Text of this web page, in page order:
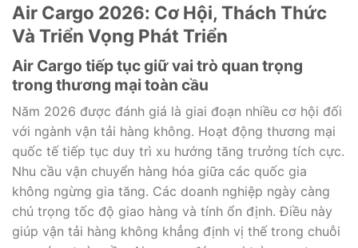
Air Cargo 2026: Cơ Hội, Thách Thức
Và Triển Vọng Phát Triển
Air Cargo tiếp tục giữ vai trò quan trọng
trong thương mại toàn cầu
Năm 2026 được đánh giá là giai đoạn nhiều cơ hội đối
với ngành vận tải hàng không. Hoạt động thương mại
quốc tế tiếp tục duy trì xu hướng tăng trưởng tích cực.
Nhu cầu vận chuyển hàng hóa giữa các quốc gia
không ngừng gia tăng. Các doanh nghiệp ngày càng
chú trọng tốc độ giao hàng và tính ổn định. Điều này
giúp vận tải hàng không khẳng định vị thế trong chuỗi